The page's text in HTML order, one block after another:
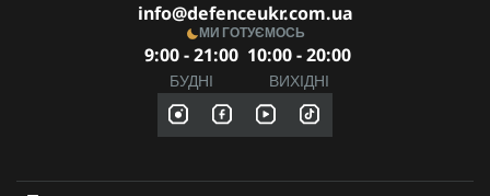
info@defenceukr.com.ua
МИ ГОТУЄМОСЬ
9:00 - 21:00
БУДНІ
10:00 - 20:00
ВИХІДНІ